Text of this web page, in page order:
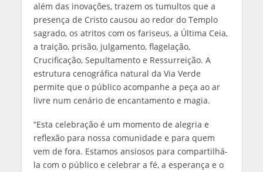
além das inovações, trazem os tumultos que a
presença de Cristo causou ao redor do Templo
sagrado, os atritos com os fariseus, a Última Ceia,
a traição, prisão, julgamento, flagelação,
Crucificação, Sepultamento e Ressurreição. A
estrutura cenográfica natural da Via Verde
permite que o público acompanhe a peça ao ar
livre num cenário de encantamento e magia.
“Esta celebração é um momento de alegria e
reflexão para nossa comunidade e para quem
vem de fora. Estamos ansiosos para compartilhá-
la com o público e celebrar a fé, a esperança e o